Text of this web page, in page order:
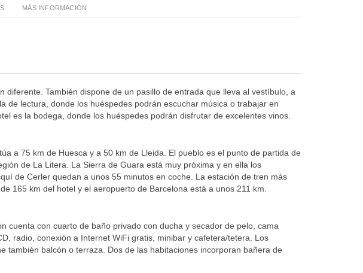
MÁS INFORMACIÓN
También dispone de un pasillo de entrada que lleva al vestíbulo, a
de lectura, donde los huéspedes podrán escuchar música o trabajar en
es la bodega, donde los huéspedes podrán disfrutar de excelentes vinos.
a 75 km de Huesca y a 50 km de Lleida. El pueblo es el punto de partida de
de La Litera. La Sierra de Guara está muy próxima y en ella los
de Cerler quedan a unos 55 minutos en coche. La estación de tren más
165 km del hotel y el aeropuerto de Barcelona está a unos 211 km.
cuenta con cuarto de baño privado con ducha y secador de pelo, cama
radio, conexión a Internet WiFi gratis, minibar y cafetera/tetera. Los
también balcón o terraza. Dos de las habitaciones incorporan bañera de